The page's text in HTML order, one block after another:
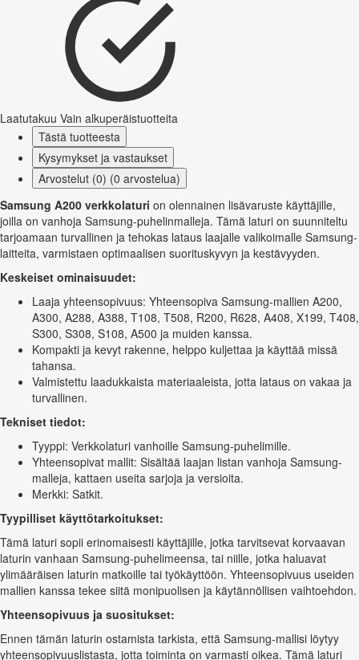
Laatutakuu Vain alkuperäistuotteita
Tästä tuotteesta
Kysymykset ja vastaukset
Arvostelut (0) (0 arvostelua)
Samsung A200 verkkolaturi on olennainen lisävaruste käyttäjille,
joilla on vanhoja Samsung-puhelinmalleja. Tämä laturi on suunniteltu
tarjoamaan turvallinen ja tehokas lataus laajalle valikoimalle Samsung-
laitteita, varmistaen optimaalisen suorituskyvyn ja kestävyyden.
Keskeiset ominaisuudet:
Laaja yhteensopivuus: Yhteensopiva Samsung-mallien A200,
A300, A288, A388, T108, T508, R200, R628, A408, X199, T408,
S300, S308, S108, A500 ja muiden kanssa.
Kompakti ja kevyt rakenne, helppo kuljettaa ja käyttää missä
tahansa.
Valmistettu laadukkaista materiaaleista, jotta lataus on vakaa ja
turvallinen.
Tekniset tiedot:
Tyyppi: Verkkolaturi vanhoille Samsung-puhelimille.
Yhteensopivat mallit: Sisältää laajan listan vanhoja Samsung-
malleja, kattaen useita sarjoja ja versioita.
Merkki: Satkit.
Tyypilliset käyttötarkoitukset:
Tämä laturi sopii erinomaisesti käyttäjille, jotka tarvitsevat korvaavan
laturin vanhaan Samsung-puhelimeensa, tai niille, jotka haluavat
ylimääräisen laturin matkoille tai työkäyttöön. Yhteensopivuus useiden
mallien kanssa tekee siitä monipuolisen ja käytännöllisen vaihtoehdon.
Yhteensopivuus ja suositukset:
Ennen tämän laturin ostamista tarkista, että Samsung-mallisi löytyy
yhteensopivuuslistasta, jotta toiminta on varmasti oikea. Tämä laturi